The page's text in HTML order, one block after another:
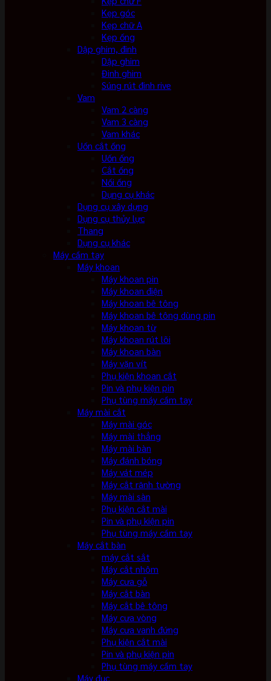
Kẹp góc
Kẹp chữ A
Kẹp ống
Dập ghim, đinh
Dập ghim
Đinh ghim
Súng rút đinh rive
Vam
Vam 2 càng
Vam 3 càng
Vam khác
Uốn cắt ống
Uốn ống
Cắt ống
Nối ống
Dụng cụ khác
Dụng cụ xây dựng
Dụng cụ thủy lực
Thang
Dụng cụ khác
Máy cầm tay
Máy khoan
Máy khoan pin
Máy khoan điện
Máy khoan bê tông
Máy khoan bê tông dùng pin
Máy khoan từ
Máy khoan rút lõi
Máy khoan bàn
Máy vặn vít
Phụ kiện khoan cắt
Pin và phụ kiện pin
Phụ tùng máy cầm tay
Máy mài cắt
Máy mài góc
Máy mài thẳng
Máy mài bàn
Máy đánh bóng
Máy vát mép
Máy cắt rãnh tường
Máy mài sàn
Phụ kiện cắt mài
Pin và phụ kiện pin
Phụ tùng máy cầm tay
Máy cắt bàn
máy cắt sắt
Máy cắt nhôm
Máy cưa gỗ
Máy cắt bàn
Máy cắt bê tông
Máy cưa vòng
Máy cưa vanh đứng
Phụ kiện cắt mài
Pin và phụ kiện pin
Phụ tùng máy cầm tay
Máy đục